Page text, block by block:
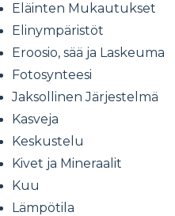
Eläinten Mukautukset
Elinympäristöt
Eroosio, sää ja Laskeuma
Fotosynteesi
Jaksollinen Järjestelmä
Kasveja
Keskustelu
Kivet ja Mineraalit
Kuu
Lämpötila